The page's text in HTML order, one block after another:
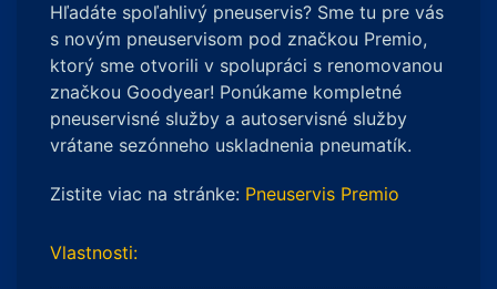
Hľadáte spoľahlivý pneuservis? Sme tu pre vás
s novým pneuservisom pod značkou Premio,
ktorý sme otvorili v spolupráci s renomovanou
značkou Goodyear! Ponúkame kompletné
pneuservisné služby a autoservisné služby
vrátane sezónneho uskladnenia pneumatík.
Zistite viac na stránke: Pneuservis Premio
Vlastnosti: